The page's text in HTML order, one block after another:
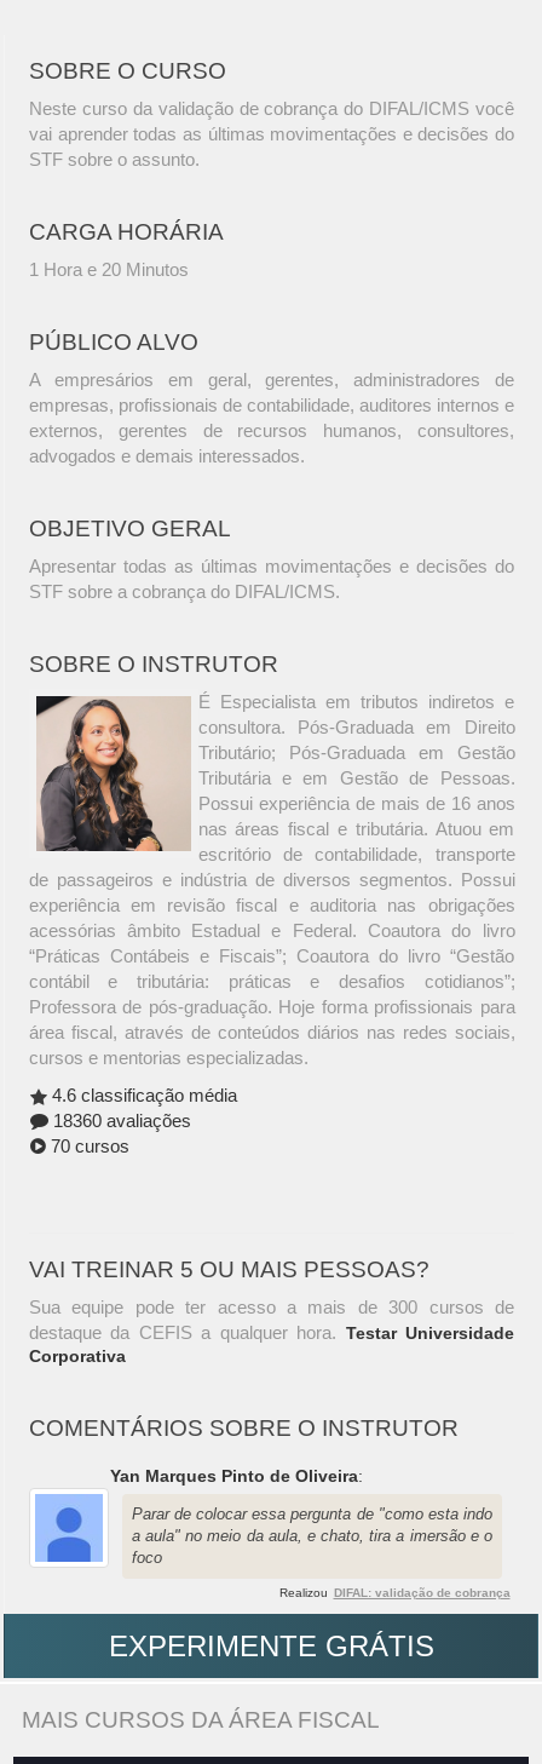
SOBRE O CURSO
Neste curso da validação de cobrança do DIFAL/ICMS você
vai aprender todas as últimas movimentações e decisões do
STF sobre o assunto.
CARGA HORÁRIA
1 Hora e 20 Minutos
PÚBLICO ALVO
A empresários em geral, gerentes, administradores de
empresas, profissionais de contabilidade, auditores internos e
externos, gerentes de recursos humanos, consultores,
advogados e demais interessados.
OBJETIVO GERAL
Apresentar todas as últimas movimentações e decisões do
STF sobre a cobrança do DIFAL/ICMS.
SOBRE O INSTRUTOR
É Especialista em tributos indiretos e
consultora. Pós-Graduada em Direito
Tributário; Pós-Graduada em Gestão
Tributária e em Gestão de Pessoas.
Possui experiência de mais de 16 anos
nas áreas fiscal e tributária. Atuou em
escritório de contabilidade, transporte
de passageiros e indústria de diversos segmentos. Possui
experiência em revisão fiscal e auditoria nas obrigações
acessórias âmbito Estadual e Federal. Coautora do livro
“Práticas Contábeis e Fiscais”; Coautora do livro “Gestão
contábil e tributária: práticas e desafios cotidianos”;
Professora de pós-graduação. Hoje forma profissionais para
área fiscal, através de conteúdos diários nas redes sociais,
cursos e mentorias especializadas.
4.6 classificação média
18360 avaliações
70 cursos
VAI TREINAR 5 OU MAIS PESSOAS?
Sua equipe pode ter acesso a mais de 300 cursos de
destaque da CEFIS a qualquer hora. Testar Universidade
Corporativa
COMENTÁRIOS SOBRE O INSTRUTOR
Yan Marques Pinto de Oliveira:
Parar de colocar essa pergunta de "como esta indo
a aula" no meio da aula, e chato, tira a imersão e o
foco
Realizou DIFAL: validação de cobrança
EXPERIMENTE GRÁTIS
MAIS CURSOS DA ÁREA FISCAL